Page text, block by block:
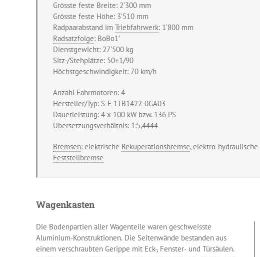
Grösste feste Breite: 2’300 mm
Grösste feste Höhe: 3’510 mm
Radpaarabstand im Triebfahrwerk: 1’800 mm
Radsatzfolge: BoBo1′
Dienstgewicht: 27’500 kg
Sitz-/Stehplätze: 50+1/90
Höchstgeschwindigkeit: 70 km/h
Anzahl Fahrmotoren: 4
Hersteller/Typ: S-E 1TB1422-0GA03
Dauerleistung: 4 x 100 kW bzw. 136 PS
Übersetzungsverhältnis: 1:5,4444
Bremsen: elektrische Rekuperationsbremse, elektro-hydraulische
Feststellbremse
Wagenkasten
Die Bodenpartien aller Wagenteile waren geschweisste
Aluminium-Konstruktionen. Die Seitenwände bestanden aus
einem verschraubten Gerippe mit Eck-, Fenster- und Türsäulen.